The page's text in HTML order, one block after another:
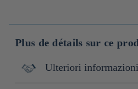
Plus de détails sur ce
Ulteriori